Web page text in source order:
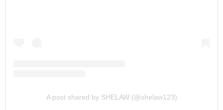
A post shared by SHELAW (@shelaw123)